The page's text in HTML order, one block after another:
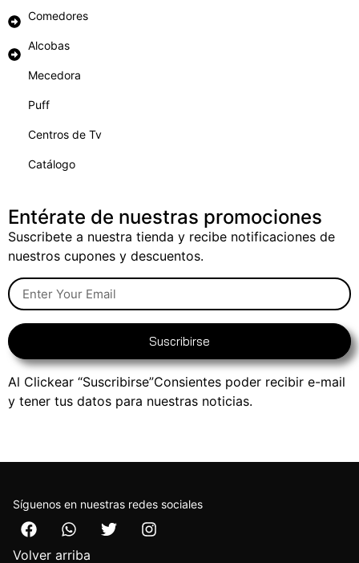
Comedores
Alcobas
Mecedora
Puff
Centros de Tv
Catálogo
Entérate de nuestras promociones
Suscribete a nuestra tienda y recibe notificaciones de
nuestros cupones y descuentos.
Suscribirse
Al Clickear “Suscribirse”Consientes poder recibir e-mail
y tener tus datos para nuestras noticias.
Síguenos en nuestras redes sociales
Volver arriba